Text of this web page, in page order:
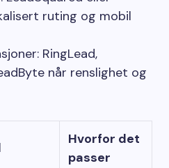
ruting og mobil
RingLead,
når renslighet og
Hvorfor det
passer